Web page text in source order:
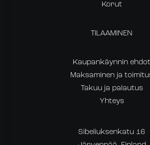
Korut
TILAAMINEN
Kaupankäynnin ehdot
Maksaminen ja
Takuu ja palautus
Yhteys
Sibeliuksenkatu 16